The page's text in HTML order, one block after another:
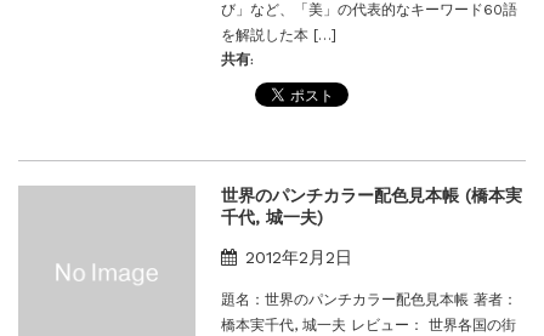
び」など、「美」の代表的なキーワード60語
を解説した本 […]
共有:
世界のパンチカラー配色見本帳 (橋本実
千代, 城一夫)
2012年2月2日
題名：世界のパンチカラー配色見本帳 著者：
橋本実千代, 城一夫 レビュー： 世界各国の街